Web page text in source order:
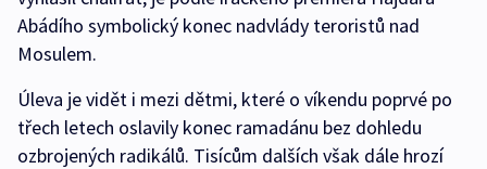
Abádího symbolický konec nadvlády teroristů nad
Mosulem.
Úleva je vidět i mezi dětmi, které o víkendu poprvé po
třech letech oslavily konec ramadánu bez dohledu
ozbrojených radikálů. Tisícům dalších však dále hrozí